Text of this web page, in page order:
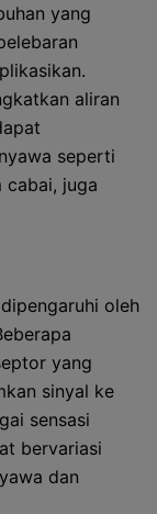
yang
aliran
seperti
cabai, juga
oleh
yang
sinyal ke
sensasi
bervariasi
dan